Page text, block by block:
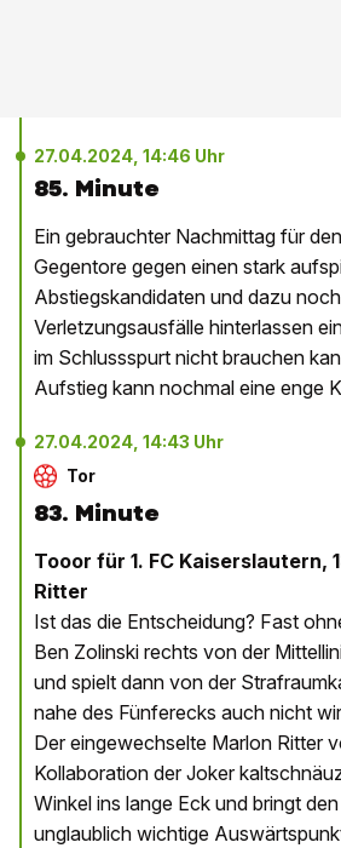
27.04.2024, 14:46 Uhr
85. Minute
Ein gebrauchter Nachmittag für
Gegentore gegen einen stark
Abstiegskandidaten und dazu
Verletzungsausfälle hinterlassen
im Schlussspurt nicht brauchen
Aufstieg kann nochmal eine enge
27.04.2024, 14:43 Uhr
Tor
83. Minute
Tooor für 1. FC Kaiserslautern,
Ritter
Ist das die Entscheidung? Fast
Ben Zolinski rechts von der
und spielt dann von der
nahe des Fünferecks auch nicht
Der eingewechselte Marlon Ritter
Kollaboration der Joker
Winkel ins lange Eck und bringt
unglaublich wichtige